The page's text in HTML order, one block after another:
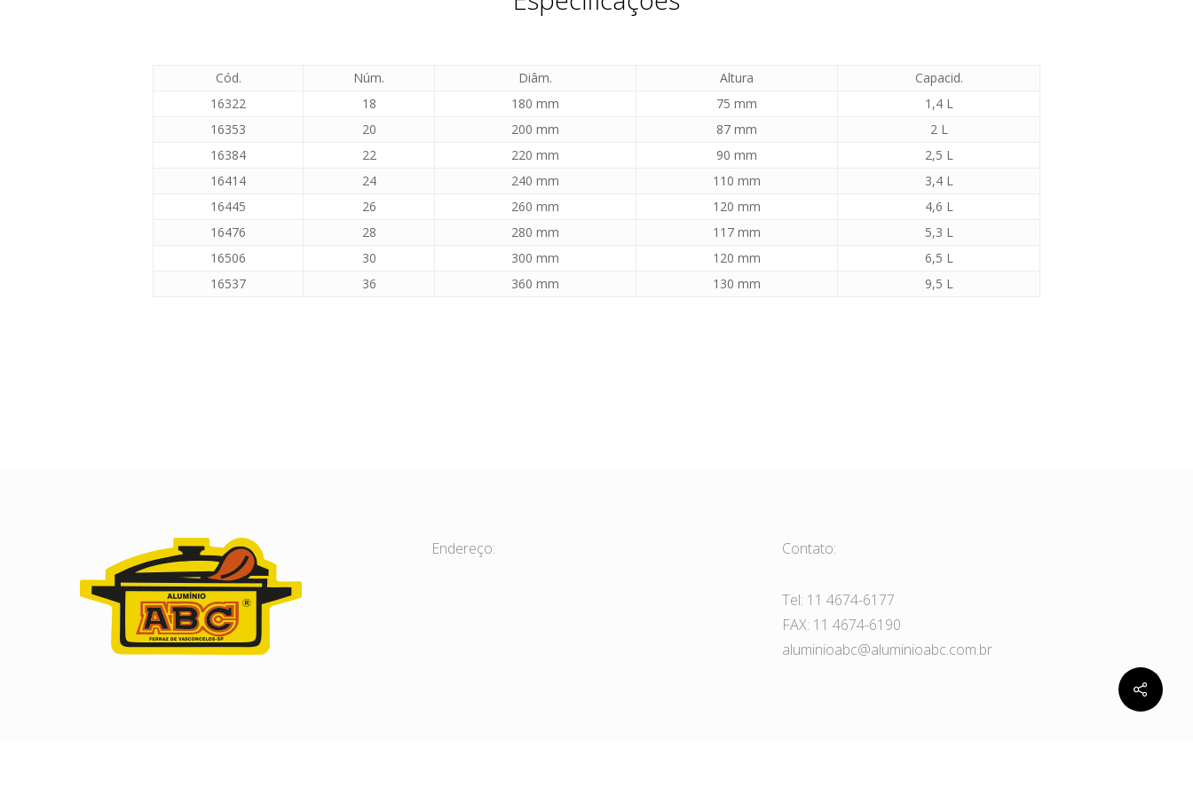
Cód. Núm. Diâm. Altura
Capacid.
16322
18 180 mm 75 mm
1,4 L
16353
20 200 mm 87 mm
2 L
16384
22 220 mm 90 mm
2,5 L
16414
24 240 mm 110 mm
3,4 L
16445
26 260 mm 120 mm
4,6 L
16476
28 280 mm 117 mm
5,3 L
16506
30 300 mm 120 mm
6,5 L
16537
36 360 mm 130 mm 9,5 L
Endereço: Contato:
Tel: 11 4674-6177
FAX: 11 4674-6190
aluminioabc@aluminioabc.com.br